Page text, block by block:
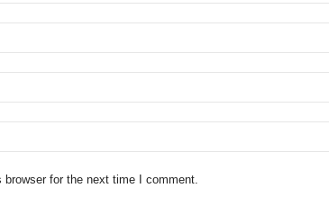
for the next time I comment.